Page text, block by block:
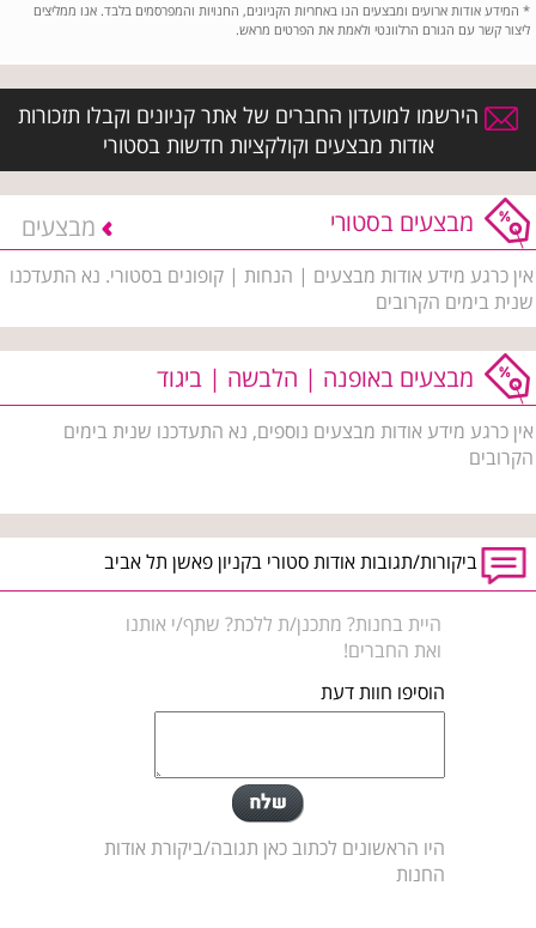
* המידע אודות ארועים ומבצעים הנו באחריות הקניונים, החנויות והמפרסמים בלבד. אנו ממליצים
ליצור קשר עם הגורם הרלוונטי ולאמת את הפרטים מראש.
הירשמו למועדון החברים של אתר קניונים וקבלו תזכורות
אודות מבצעים וקולקציות חדשות בסטורי
מבצעים בסטורי מבצעים
אין כרגע מידע אודות מבצעים | הנחות | קופונים בסטורי. נא התעדכנו
שנית בימים הקרובים
מבצעים באופנה | הלבשה | ביגוד
אין כרגע מידע אודות מבצעים נוספים, נא התעדכנו שנית בימים
הקרובים
ביקורות/תגובות אודות סטורי בקניון פאשן תל אביב
היית בחנות? מתכנן/ת ללכת? שתף/י אותנו
ואת החברים!
הוסיפו חוות דעת
היו הראשונים לכתוב כאן תגובה/ביקורת אודות
החנות